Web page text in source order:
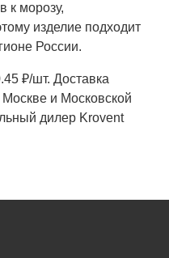
к морозу,
изделие подходит
России.
₽/шт. Доставка
и Московской
дилер Krovent